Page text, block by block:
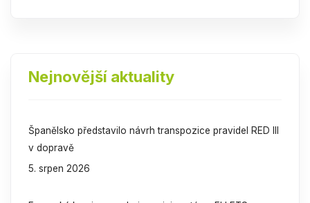
Nejnovější aktuality
Španělsko představilo návrh transpozice pravidel RED III
v dopravě
5. srpen 2026